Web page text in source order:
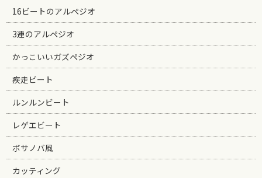
16ビートのアルペジオ
3連のアルペジオ
かっこいいガズペジオ
疾走ビート
ルンルンビート
レゲエビート
ボサノバ風
カッティング